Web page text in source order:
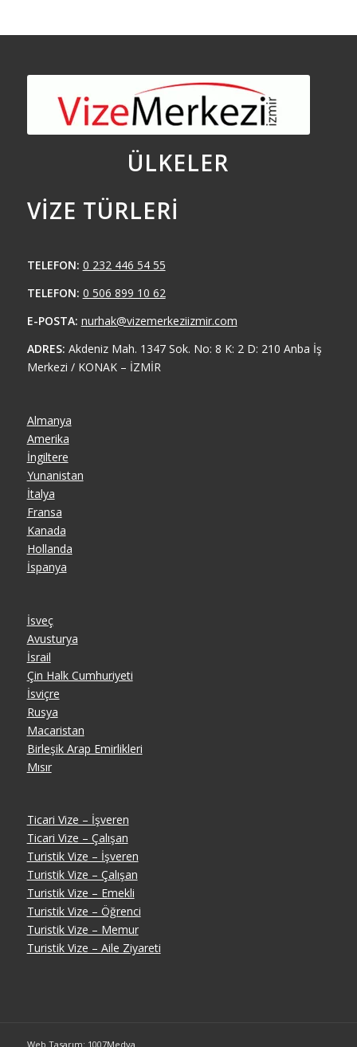
ÜLKELER
VIZE TÜRLERI
TELEFON: 0 232 446 54 55
TELEFON: 0 506 899 10 62
E-POSTA: nurhak@vizemerkeziizmir.com
ADRES: Akdeniz Mah. 1347 Sok. No: 8 K: 2 D: 210 Anba İş
Merkezi / KONAK – İZMİR
Almanya
Amerika
İngiltere
Yunanistan
İtalya
Fransa
Kanada
Hollanda
İspanya
İsveç
Avusturya
İsrail
Çin Halk Cumhuriyeti
İsviçre
Rusya
Macaristan
Birleşik Arap Emirlikleri
Mısır
Ticari Vize – İşveren
Ticari Vize – Çalışan
Turistik Vize – İşveren
Turistik Vize – Çalışan
Turistik Vize – Emekli
Turistik Vize – Öğrenci
Turistik Vize – Memur
Turistik Vize – Aile Ziyareti
Web Tasarım: 1007Medya